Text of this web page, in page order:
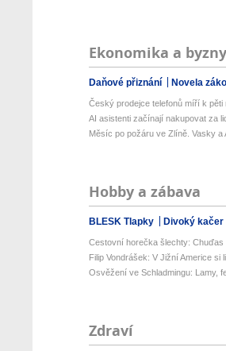
Ekonomika a
Daňové přiznání Novela
Český prodejce telefonů míří k pěti
AI asistenti začínají nakupovat za
Měsíc po požáru ve Zlíně. Vasky
Hobby a zábava
BLESK Tlapky Divoký kačer
Cestovní horečka šlechty:
Filip Vondrášek: V Jižní Americe si
Osvěžení ve Schladmingu: Lamy,
Zdraví